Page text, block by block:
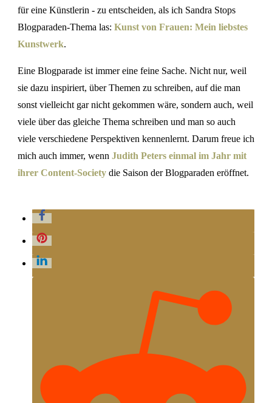
für eine Künstlerin - zu entscheiden, als ich Sandra Stops
Blogparaden-Thema las: Kunst von Frauen: Mein liebstes
Kunstwerk.
Eine Blogparade ist immer eine feine Sache. Nicht nur, weil
sie dazu inspiriert, über Themen zu schreiben, auf die man
sonst vielleicht gar nicht gekommen wäre, sondern auch, weil
viele über das gleiche Thema schreiben und man so auch
viele verschiedene Perspektiven kennenlernt. Darum freue ich
mich auch immer, wenn Judith Peters einmal im Jahr mit
ihrer Content-Society die Saison der Blogparaden eröffnet.